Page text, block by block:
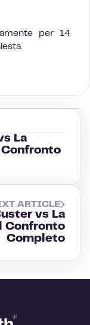
per 14
La
ARTICLE
vs La
Confronto
Completo